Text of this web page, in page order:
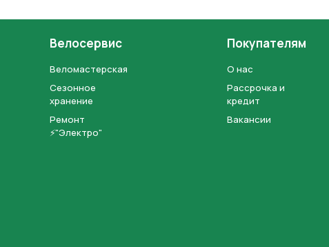
Велосервис
Веломастерская
Сезонное
хранение
Ремонт
⚡"Электро"
Покупателям
О нас
Рассрочка и
кредит
Вакансии